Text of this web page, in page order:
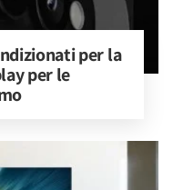
per la
per le